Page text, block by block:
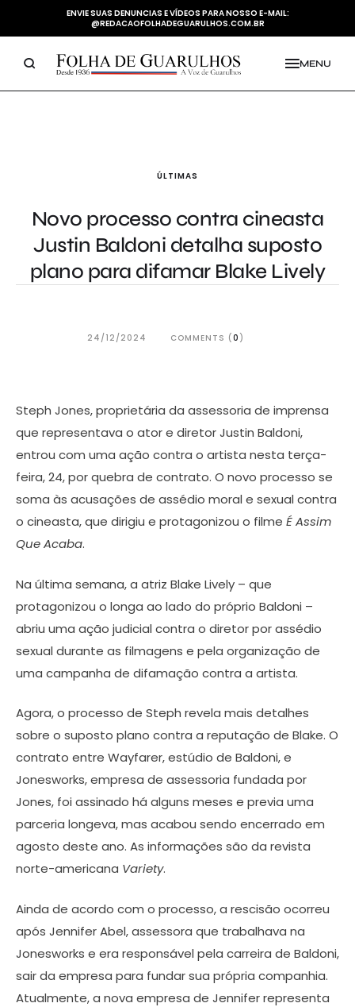
ENVIE SUAS DENUNCIAS E VÍDEOS PARA NOSSO E-MAIL:
@REDACAOFOLHADEGUARULHOS.COM.BR
MENU
ÚLTIMAS
Novo processo contra cineasta
Justin Baldoni detalha suposto
plano para difamar Blake Lively
24/12/2024 COMMENTS (0 )
Steph Jones, proprietária da assessoria de imprensa
que representava o ator e diretor Justin Baldoni,
entrou com uma ação contra o artista nesta terça-
feira, 24, por quebra de contrato. O novo processo se
soma às acusações de assédio moral e sexual contra
o cineasta, que dirigiu e protagonizou o filme É Assim
Que Acaba.
Na última semana, a atriz Blake Lively – que
protagonizou o longa ao lado do próprio Baldoni –
abriu uma ação judicial contra o diretor por assédio
sexual durante as filmagens e pela organização de
uma campanha de difamação contra a artista.
Agora, o processo de Steph revela mais detalhes
sobre o suposto plano contra a reputação de Blake. O
contrato entre Wayfarer, estúdio de Baldoni, e
Jonesworks, empresa de assessoria fundada por
Jones, foi assinado há alguns meses e previa uma
parceria longeva, mas acabou sendo encerrado em
agosto deste ano. As informações são da revista
norte-americana Variety.
Ainda de acordo com o processo, a rescisão ocorreu
após Jennifer Abel, assessora que trabalhava na
Jonesworks e era responsável pela carreira de Baldoni,
sair da empresa para fundar sua própria companhia.
Atualmente, a nova empresa de Jennifer representa